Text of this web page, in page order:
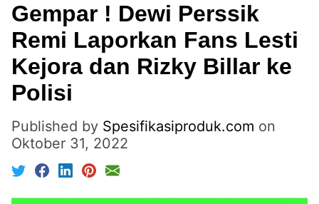
Gempar ! Dewi Perssik
Remi Laporkan Fans Lesti
Kejora dan Rizky Billar ke
Polisi
Published by Spesifikasiproduk.com on
Oktober 31, 2022